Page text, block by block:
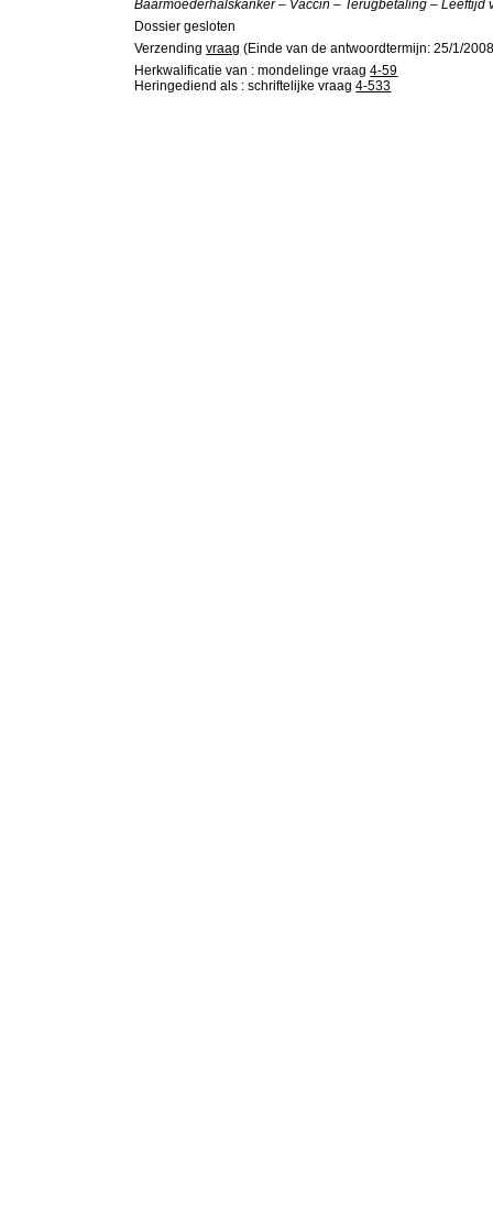
Baarmoederhalskanker – Vaccin – Terugbetaling – Leeftijd
Dossier gesloten
Verzendingvraag (Einde van de antwoordtermijn: 25/1/
Herkwalificatie van : mondelinge vraag4-59
Heringediend als : schriftelijke vraag4-533